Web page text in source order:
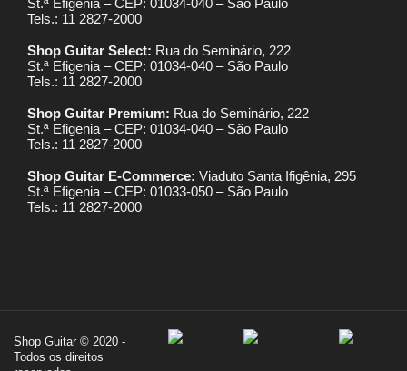
Tels.: 11 2827-2000
Shop Guitar Select: Rua do Seminário, 222
St.ª Efigenia – CEP: 01034-040 – São Paulo
Tels.: 11 2827-2000
Shop Guitar Premium: Rua do Seminário, 222
St.ª Efigenia – CEP: 01034-040 – São Paulo
Tels.: 11 2827-2000
Shop Guitar E-Commerce: Viaduto Santa Ifigênia, 295
St.ª Efigenia – CEP: 01033-050 – São Paulo
Tels.: 11 2827-2000
Shop Guitar © 2020 -
Todos os direitos